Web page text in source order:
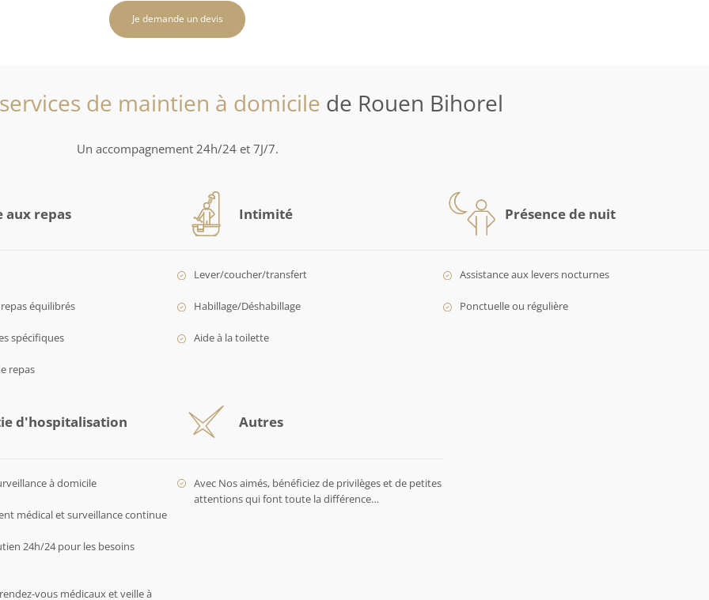
Je demande un devis
de maintien à domicile de Rouen Bihorel
Un accompagnement 24h/24 et 7J/7.
aux repas
équilibrés
spécifiques
repas
Intimité
Lever/coucher/transfert
Habillage/Déshabillage
Aide à la toilette
Présence de nuit
Assistance aux levers nocturnes
Ponctuelle ou régulière
d'hospitalisation
à domicile
médical et surveillance continue
24h/24 pour les besoins
vous médicaux et veille à
Autres
Avec Nos aimés, bénéficiez de privilèges et de petites
attentions qui font toute la différence…